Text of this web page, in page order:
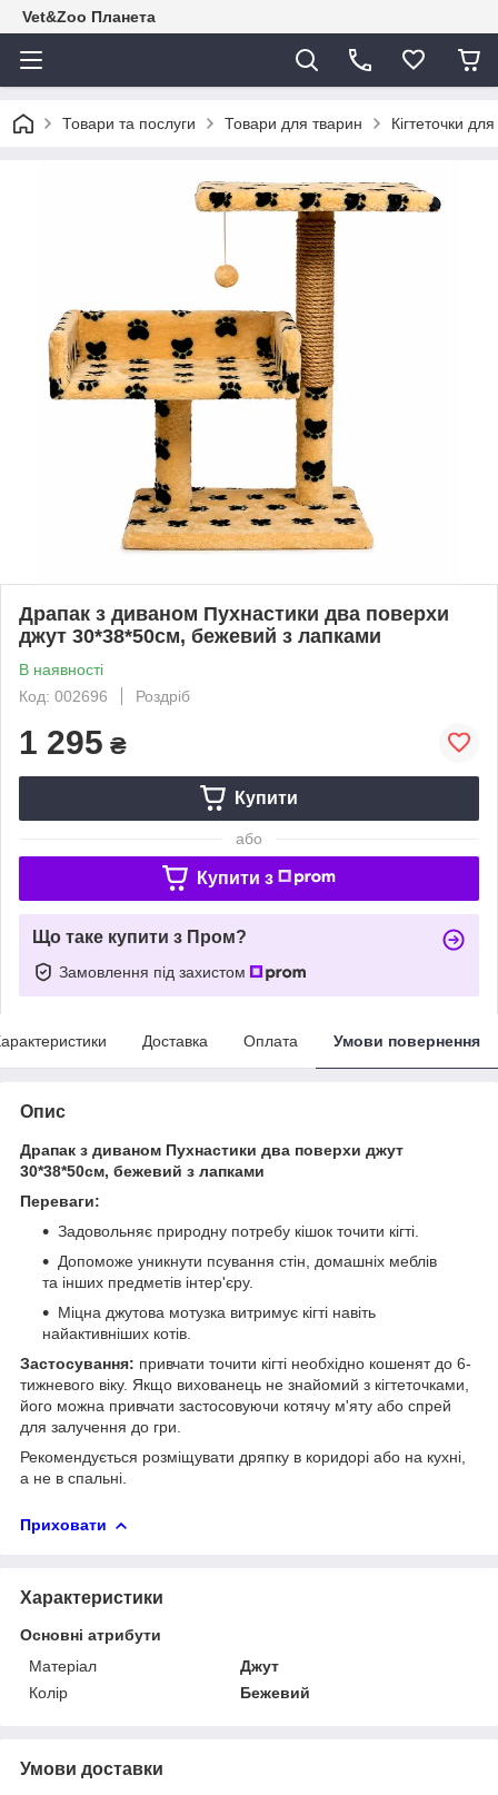
Vet&Zoo Планета
Товари та послуги Товари для тварин Кігтеточки
Драпак з диваном Пухнастики два поверхи
джут 30*38*50см, бежевий з лапками
В наявності
Код: 002696
Роздріб
1 295 ₴
Купити
або
Купити з
Що таке купити з Пром?
Замовлення під захистом
Доставка Оплата Умови повернення
Опис
Драпак з диваном Пухнастики два поверхи джут
30*38*50см, бежевий з лапками
Переваги:
Задовольняє природну потребу кішок точити кігті.
Допоможе уникнути псування стін, домашніх меблів
та інших предметів інтер'єру.
Міцна джутова мотузка витримує кігті навіть
найактивніших котів.
Застосування: привчати точити кігті необхідно кошенят до 6-
тижневого віку. Якщо вихованець не знайомий з кігтеточками,
його можна привчати застосовуючи котячу м'яту або спрей
для залучення до гри.
Рекомендується розміщувати дряпку в коридорі або на кухні,
а не в спальні.
Приховати
Характеристики
Основні атрибути
Матеріал
Джут
Колір
Бежевий
Умови доставки